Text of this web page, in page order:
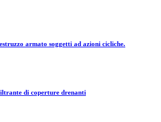
armato soggetti ad azioni cicliche.
di coperture drenanti